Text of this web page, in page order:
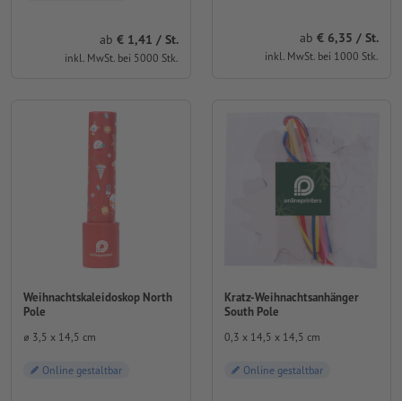
ab 1,41 / St.
inkl. MwSt. bei 5000 Stk.
ab 6,35 / St.
inkl. MwSt. bei 1000 Stk.
Weihnachtskaleidoskop North
Pole
⌀ 3,5 x 14,5 cm
Online gestaltbar
Kratz-Weihnachtsanhänger
South Pole
0,3 x 14,5 x 14,5 cm
Online gestaltbar